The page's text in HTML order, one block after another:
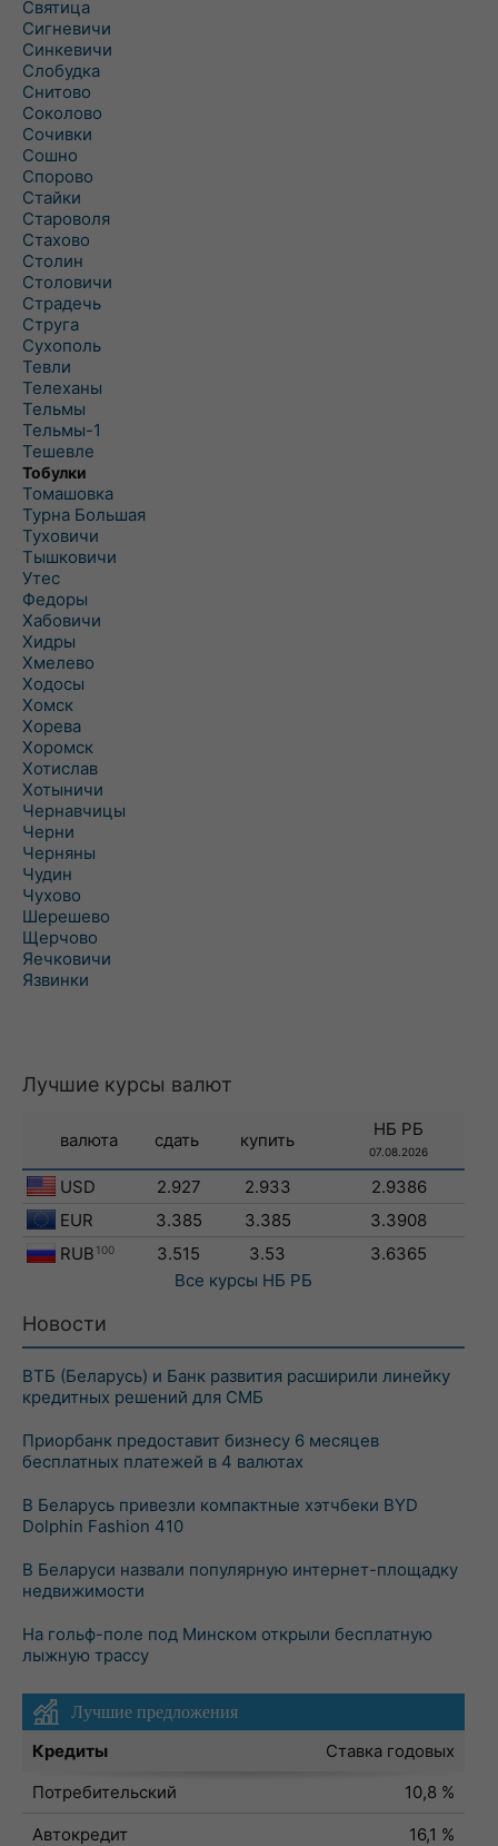
Святица
Сигневичи
Синкевичи
Слобудка
Снитово
Соколово
Сочивки
Сошно
Спорово
Стайки
Староволя
Стахово
Столин
Столовичи
Страдечь
Струга
Сухополь
Тевли
Телеханы
Тельмы
Тельмы-1
Тешевле
Тобулки
Томашовка
Турна Большая
Туховичи
Тышковичи
Утес
Федоры
Хабовичи
Хидры
Хмелево
Ходосы
Хомск
Хорева
Хоромск
Хотислав
Хотыничи
Чернавчицы
Черни
Черняны
Чудин
Чухово
Шерешево
Щерчово
Яечковичи
Язвинки
Лучшие курсы валют
валюта сдать купить
НБ РБ
07.08.2026
USD 2.927 2.933
2.9386
EUR
3.385 3.385
3.3908
RUB 100 3.515 3.53
3.6365
Все курсы НБ РБ
Новости
ВТБ (Беларусь) и Банк развития расширили линейку
кредитных решений для СМБ
Приорбанк предоставит бизнесу 6 месяцев
бесплатных платежей в 4 валютах
В Беларусь привезли компактные хэтчбеки BYD
Dolphin Fashion 410
В Беларуси назвали популярную интернет-площадку
недвижимости
На гольф-поле под Минском открыли бесплатную
лыжную трассу
Лучшие предложения
Кредиты
Ставка годовых
Потребительский
10,8 %
Автокредит
16,1 %